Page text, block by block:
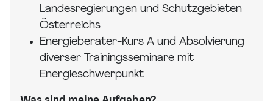
Landesregierungen und Schutzgebieten
Österreichs
Energieberater-Kurs A und Absolvierung
diverser Trainingsseminare mit
Energieschwerpunkt